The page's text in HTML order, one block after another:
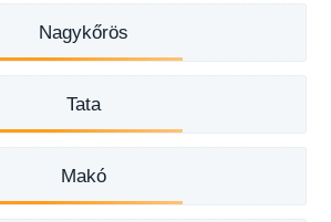
Nagykőrös
Tata
Makó